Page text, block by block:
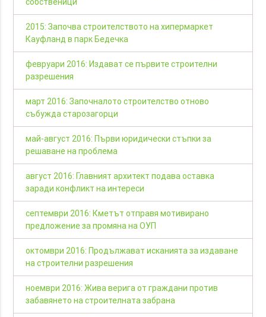
2015: Започва строителството на хипермаркет
Кауфланд в парк Бедечка
февруари 2016: Издават се първите строителни
разрешения
март 2016: Започналото строителство отново
събужда старозагорци
май-август 2016: Първи юридически стъпки за
решаване на проблема
август 2016: Главният архитект подава оставка
заради конфликт на интереси
септември 2016: Кметът отправя мотивирано
предложение за промяна на ОУП
октомври 2016: Продължават исканията за издаване
на строителни разрешения
ноември 2016: Жива верига от граждани против
забавянето на строителната забрана